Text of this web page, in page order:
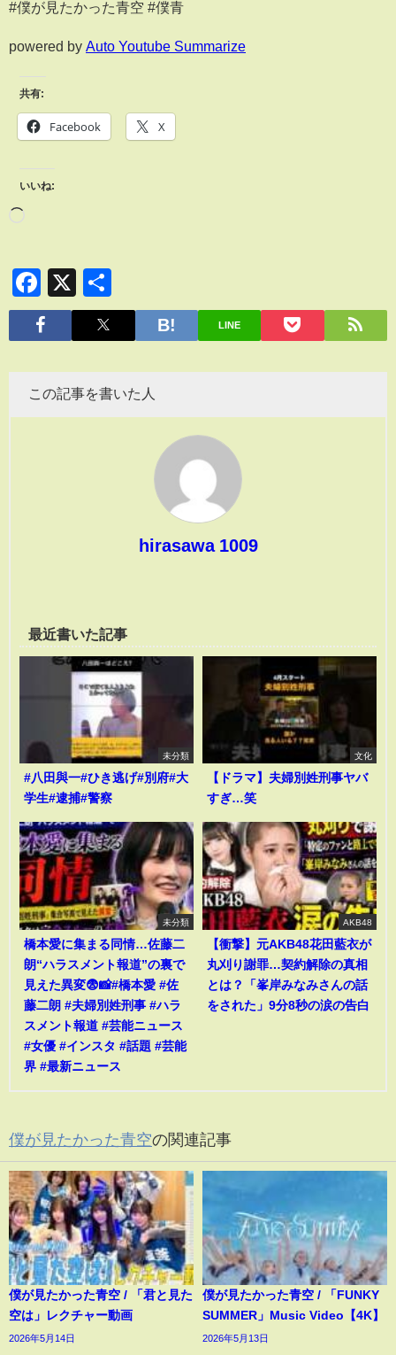
#僕が見たかった青空 #僕青
powered by Auto Youtube Summarize
共有:
Facebook X
いいね:
Facebook
X
有
LINE
この記事を書いた人
hirasawa 1009
最近書いた記事
未分類
#八田與一#ひき逃げ#別府#大
学生#逮捕#警察
文化
【ドラマ】夫婦別姓刑事ヤバ
すぎ…笑
未分類
橋本愛に集まる同情…佐藤二
朗“ハラスメント報道”の裏で
見えた異変😨📸#橋本愛 #佐
藤二朗 #夫婦別姓刑事 #ハラ
スメント報道 #芸能ニュース
#女優 #インスタ #話題 #芸能
界 #最新ニュース
AKB48
【衝撃】元AKB48花田藍衣が
丸刈り謝罪…契約解除の真相
とは？「峯岸みなみさんの話
をされた」9分8秒の涙の告白
僕が見たかった青空の関連記事
僕が見たかった青空 / 「君と見た
空は」レクチャー動画
2026年5月14日
僕が見たかった青空 / 「FUNKY
SUMMER」Music Video【4K】
2026年5月13日